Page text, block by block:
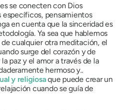
se conecten con Dios
específicos, pensamientos
en cuenta que la sinceridad es
Ya sea que hablemos
cualquier otra meditación, el
surge del corazón y de
paz y el amor a través de la
hermoso y..
y religiosaque puede crear un
cuando se guía de